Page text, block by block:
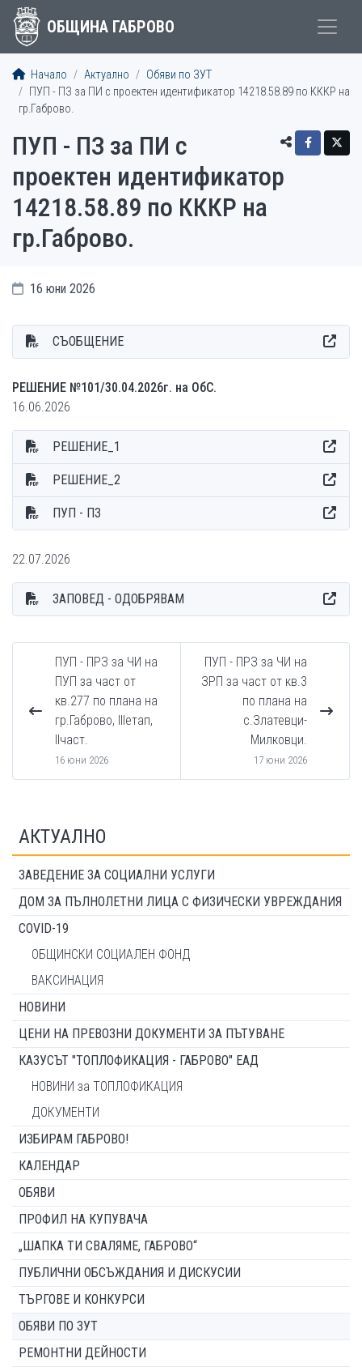
ОБЩИНА ГАБРОВО
Начало Актуално
Обяви по ЗУТ
ПУП - ПЗ за ПИ с проектен идентификатор 14218.58.89 по КККР на
гр.Габрово.
ПУП - ПЗ за ПИ с
проектен идентификатор
14218.58.89 по КККР на
гр.Габрово.
16 юни 2026
СЪОБЩЕНИЕ
РЕШЕНИЕ №101/30.04.2026г. на ОбС.
16.06.2026
РЕШЕНИЕ_1
РЕШЕНИЕ_2
ПУП - ПЗ
22.07.2026
ЗАПОВЕД - ОДОБРЯВАМ
ПУП - ПРЗ за ЧИ на
ПУП за част от
кв.277 по плана на
гр.Габрово, IIIетап,
IIчаст.
16 юни 2026
ПУП - ПРЗ за ЧИ на
ЗРП за част от кв.3
по плана на
с.Златевци-
Милковци.
17 юни 2026
АКТУАЛНО
ЗАВЕДЕНИЕ ЗА СОЦИАЛНИ УСЛУГИ
ДОМ ЗА ПЪЛНОЛЕТНИ ЛИЦА С ФИЗИЧЕСКИ УВРЕЖДАНИЯ
COVID-19
ОБЩИНСКИ СОЦИАЛЕН ФОНД
ВАКСИНАЦИЯ
НОВИНИ
ЦЕНИ НА ПРЕВОЗНИ ДОКУМЕНТИ ЗА ПЪТУВАНЕ
КАЗУСЪТ "ТОПЛОФИКАЦИЯ - ГАБРОВО" ЕАД
НОВИНИ за ТОПЛОФИКАЦИЯ
ДОКУМЕНТИ
ИЗБИРАМ ГАБРОВО!
КАЛЕНДАР
ОБЯВИ
ПРОФИЛ НА КУПУВАЧА
„ШАПКА ТИ СВАЛЯМЕ, ГАБРОВО“
ПУБЛИЧНИ ОБСЪЖДАНИЯ И ДИСКУСИИ
ТЪРГОВЕ И КОНКУРСИ
ОБЯВИ ПО ЗУТ
РЕМОНТНИ ДЕЙНОСТИ